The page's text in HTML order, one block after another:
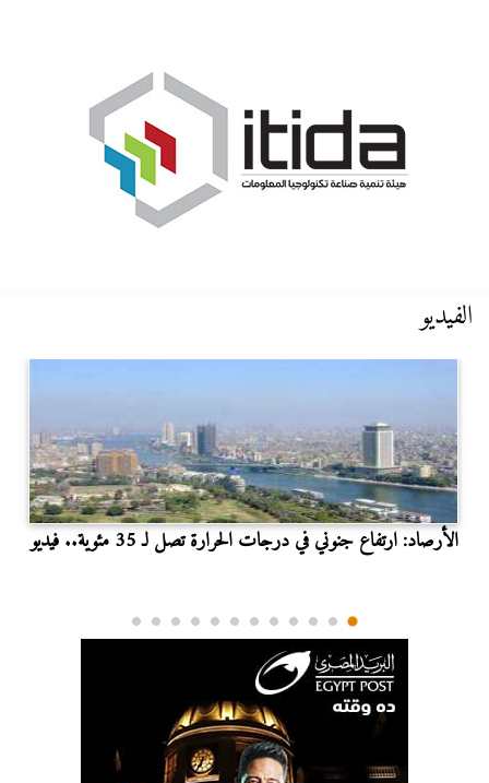
الفيديو
الأرصاد: ارتفاع جنوني في درجات الحرارة تصل لـ 35 مئوية.. فيديو